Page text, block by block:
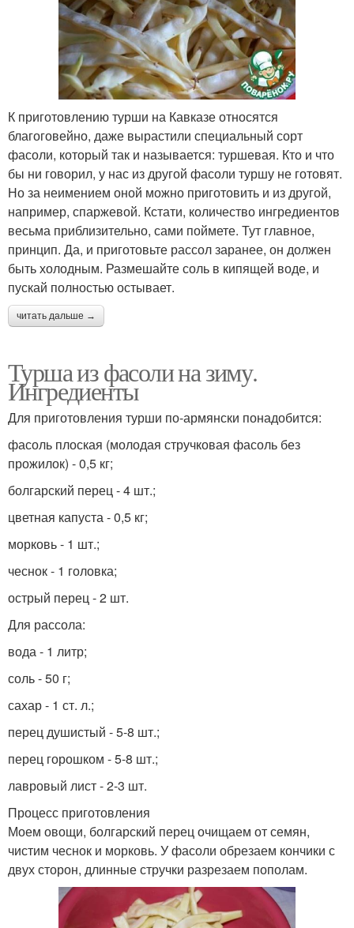
К приготовлению турши на Кавказе относятся
благоговейно, даже вырастили специальный сорт
фасоли, который так и называется: туршевая. Кто и что
бы ни говорил, у нас из другой фасоли туршу не готовят.
Но за неимением оной можно приготовить и из другой,
например, спаржевой. Кстати, количество ингредиентов
весьма приблизительно, сами поймете. Тут главное,
принцип. Да, и приготовьте рассол заранее, он должен
быть холодным. Размешайте соль в кипящей воде, и
пускай полностью остывает.
читать дальше →
Турша из фасоли на зиму.
Ингредиенты
Для приготовления турши по-армянски понадобится:
фасоль плоская (молодая стручковая фасоль без
прожилок) - 0,5 кг;
болгарский перец - 4 шт.;
цветная капуста - 0,5 кг;
морковь - 1 шт.;
чеснок - 1 головка;
острый перец - 2 шт.
Для рассола:
вода - 1 литр;
соль - 50 г;
сахар - 1 ст. л.;
перец душистый - 5-8 шт.;
перец горошком - 5-8 шт.;
лавровый лист - 2-3 шт.
Процесс приготовления
Моем овощи, болгарский перец очищаем от семян,
чистим чеснок и морковь. У фасоли обрезаем кончики с
двух сторон, длинные стручки разрезаем пополам.